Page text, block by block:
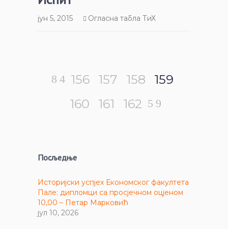
јун 5, 2015 Огласна табла ТиХ
156 157 158
159
160
161 162
Посљедње
Историјски успјех Економског факултета
Пале: дипломци са просјечном оцјеном
10,00 – Петар Марковић
јул 10, 2026